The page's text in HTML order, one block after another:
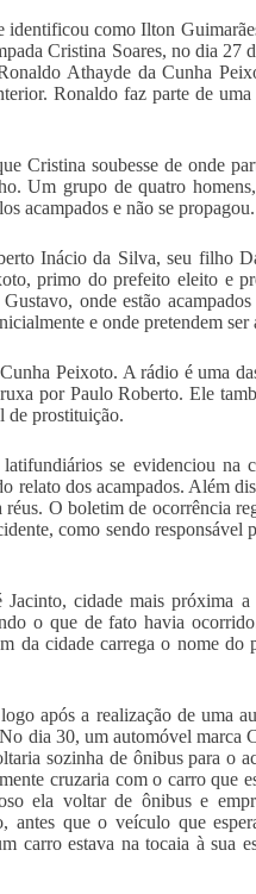
identificou como Ilton
Cristina Soares, no dia 27
Athayde da Cunha
Ronaldo faz parte de
Cristina soubesse de onde
Um grupo de quatro
acampados e não se propagou.
Inácio da Silva, seu filho
primo do prefeito eleito e
onde estão
e onde pretendem ser
Peixoto. A rádio é uma
por Paulo Roberto. Ele
de prostituição.
se evidenciou na
relato dos acampados. Além
réus. O boletim de ocorrência
como sendo responsável
cidade mais próxima
o que de fato havia
da cidade carrega o nome do
após a realização de uma
dia 30, um automóvel marca
sozinha de ônibus para o
cruzaria com o carro que
ela voltar de ônibus e
antes que o veículo que
carro estava na tocaia à sua